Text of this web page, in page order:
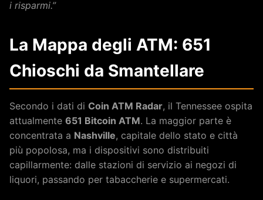
i risparmi.”
La Mappa degli ATM: 651
Chioschi da Smantellare
Secondo i dati di Coin ATM Radar, il Tennessee ospita
attualmente 651 Bitcoin ATM. La maggior parte è
concentrata a Nashville, capitale dello stato e città
più popolosa, ma i dispositivi sono distribuiti
capillarmente: dalle stazioni di servizio ai negozi di
liquori, passando per tabaccherie e supermercati.